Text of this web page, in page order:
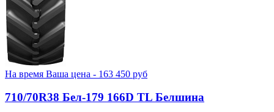
На время Ваша цена - 163 450 руб
710/70R38 Бел-179 166D TL Белшина